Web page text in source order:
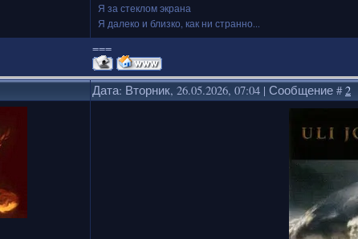
Я за стеклом экрана
Я далеко и близко, как ни странно...
===
Дата: Вторник, 26.05.2026, 07:04 | Сообщение #2